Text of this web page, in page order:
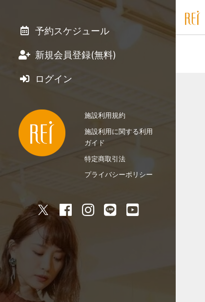
予約スケジュール
新規会員登録(無料)
ログイン
施設利用規約
施設利用に関する利用
ガイド
特定商取引法
プライバシーポリシー